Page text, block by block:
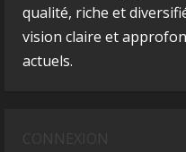
qualité, riche et
vision claire et
actuels.